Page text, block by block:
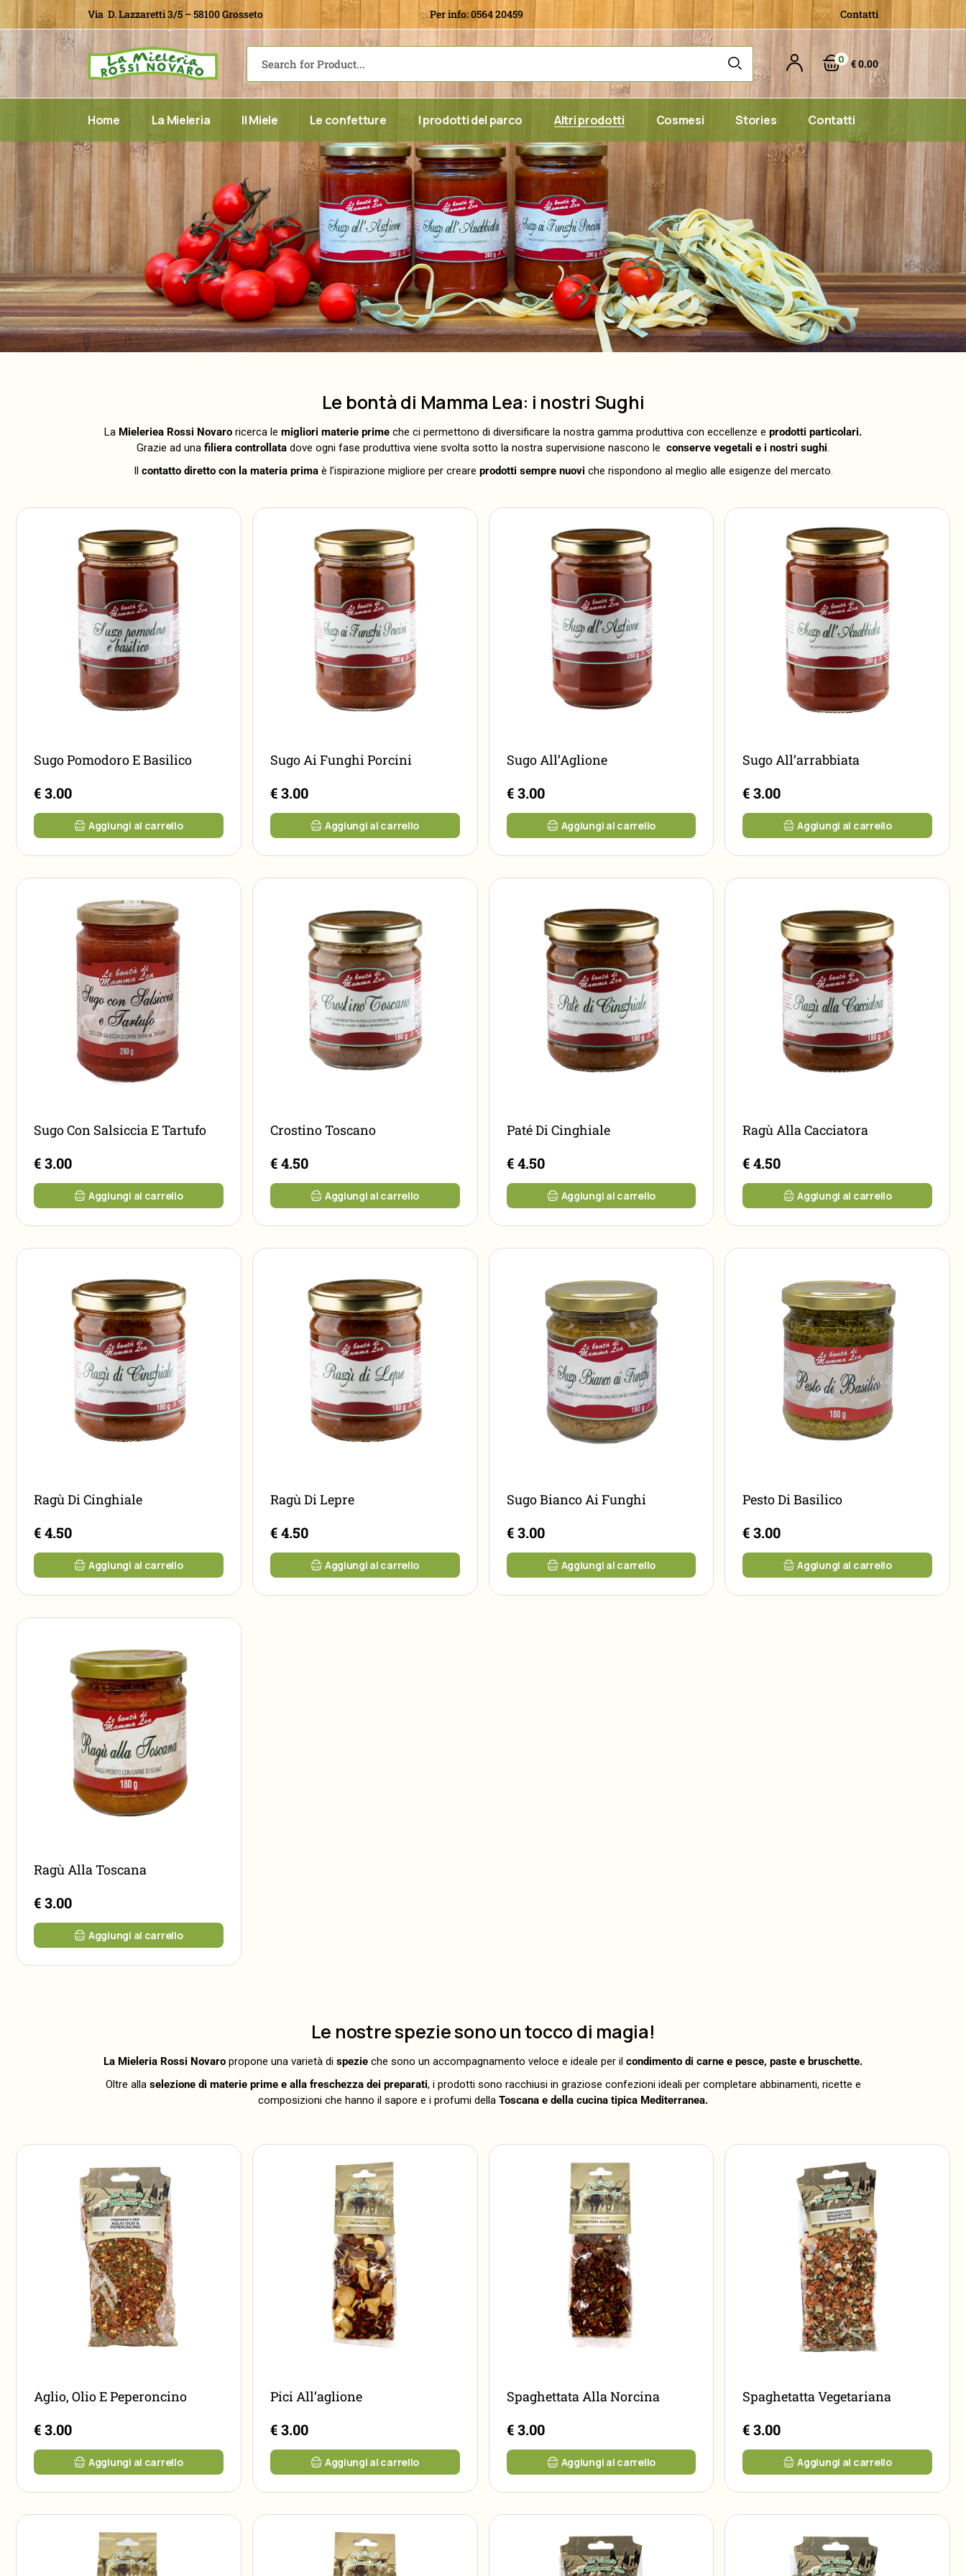
Via D. Lazzaretti 3/5 – 58100 Grosseto Per info: 0564 20459 Contatti
0 € 0.00
Home La Mieleria Il Miele
Linea classica
Linea BIO
Linea Ermetica
Miele toscano
Le confetture
Linea classica
Linea BIO
100% Frutta
Confetture Toscane
I prodotti del parco Altri prodotti
Le specialità
Composte
Caramelle & Gelatine
Sughi, Patè e Spezie
Cosmesi Stories Contatti
Linea classica
Linea BIO
Linea classica
Linea BIO
Confetture Toscane
Le specialità
Caramelle & Gelatine
Sughi, Patè e Spezie
Le bontà di Mamma Lea: i nostri Sughi
La Mieleriea Rossi Novaro ricerca le migliori materie prime che ci permettono di diversificare la nostra gamma produttiva con eccellenze e prodotti particolari.
Grazie ad una filiera controllata dove ogni fase produttiva viene svolta sotto la nostra supervisione nascono le conserve vegetali e i nostri sughi.
Ilcontatto diretto con la materia primaè l’ispirazione migliore per creare prodotti sempre nuovi che rispondono al meglio alle esigenze del mercato.
Sugo Pomodoro E Basilico
€ 3.00
Aggiungi al carrello
Sugo Ai Funghi Porcini
€ 3.00
Aggiungi al carrello
Sugo All’Aglione
€ 3.00
Aggiungi al carrello
Sugo All’arrabbiata
€ 3.00
Aggiungi al carrello
Sugo Con Salsiccia E Tartufo
€ 3.00
Aggiungi al carrello
Crostino Toscano
€ 4.50
Aggiungi al carrello
Paté Di Cinghiale
€ 4.50
Aggiungi al carrello
Ragù Alla Cacciatora
€ 4.50
Aggiungi al carrello
Ragù Di Cinghiale
€ 4.50
Aggiungi al carrello
Ragù Di Lepre
€ 4.50
Aggiungi al carrello
Sugo Bianco Ai Funghi
€ 3.00
Aggiungi al carrello
Pesto Di Basilico
€ 3.00
Aggiungi al carrello
Ragù Alla Toscana
€ 3.00
Aggiungi al carrello
Le nostre spezie sono un tocco di magia!
La Mieleria Rossi Novaro propone una varietà di spezie che sono un accompagnamento veloce e ideale per il condimento di carne e pesce, paste e bruschette.
Oltre allaselezione di materie prime e alla freschezza dei preparati, i prodotti sono racchiusi in graziose confezioni ideali per completare abbinamenti, ricette e
composizioni che hanno il sapore e i profumi della Toscana e della cucina tipica Mediterranea.
Aglio, Olio E Peperoncino
€ 3.00
Aggiungi al carrello
Pici All’aglione
€ 3.00
Aggiungi al carrello
Spaghettata Alla Norcina
€ 3.00
Aggiungi al carrello
Spaghetatta Vegetariana
€ 3.00
Aggiungi al carrello